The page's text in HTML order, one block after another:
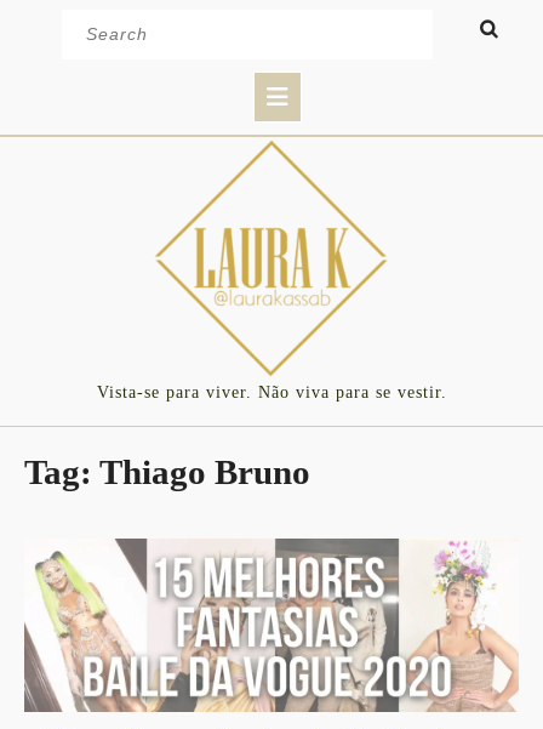
Button
Vista-se para viver. Não viva para se vestir.
Tag: Thiago Bruno